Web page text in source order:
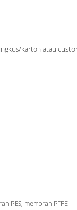
karton atau
PES, membran PTFE